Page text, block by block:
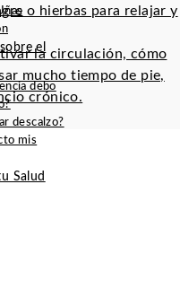
o hierbas para relajar y
la circulación, cómo
mucho tiempo de pie,
crónico.
el
debo
descalzo?
mis
Salud